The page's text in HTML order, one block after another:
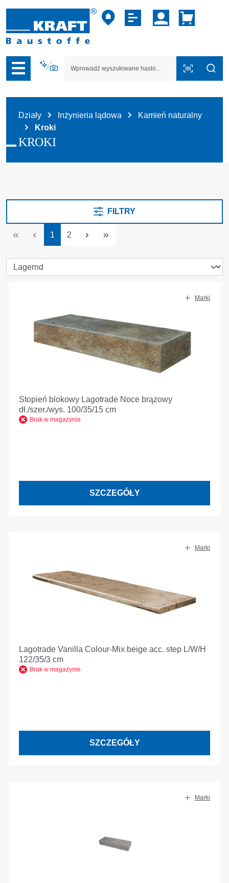
do nawigacji na platformie B2B
Działy Inżynieria lądowa
Kamień naturalny
Kroki
KROKI
FILTRY
Strona
1 Strona
2
Marki
Stopień blokowy Lagotrade Noce brązowy
dł./szer./wys. 100/35/15 cm
Brak w magazynie
SZCZEGÓŁY
Marki
Lagotrade Vanilla Colour-Mix beige acc. step L/W/H
122/35/3 cm
Brak w magazynie
SZCZEGÓŁY
Marki